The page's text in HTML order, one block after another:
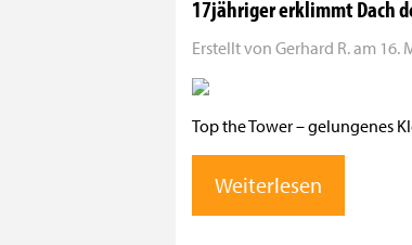
17jähriger erklimmt Dach
Erstellt von Gerhard R.am 16.
Top the Tower – gelungenes
Weiterlesen